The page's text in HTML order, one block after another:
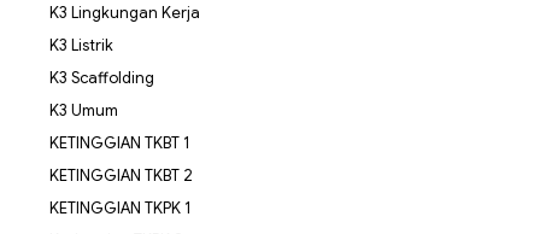
K3 Lingkungan Kerja
K3 Listrik
K3 Scaffolding
K3 Umum
KETINGGIAN TKBT 1
KETINGGIAN TKBT 2
KETINGGIAN TKPK 1